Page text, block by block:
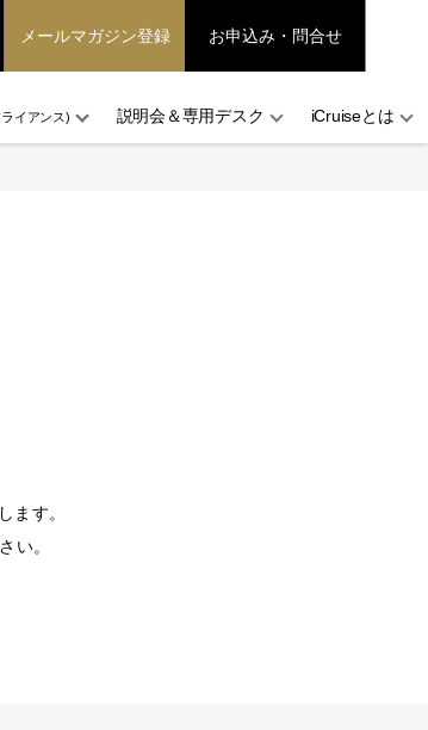
メールマガジン登録 お申込み・問合せ
イアンス) 説明会＆専用デスク iCruiseとは
ます。
い。